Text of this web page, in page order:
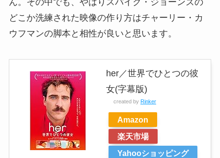
ん。その中でも、やはりスパイク・ジョーンズの
どこか洗練された映像の作り方はチャーリー・カ
ウフマンの脚本と相性が良いと思います。
her／世界でひとつの彼
女(字幕版)
created by Rinker
Amazon
楽天市場
Yahooショッピング